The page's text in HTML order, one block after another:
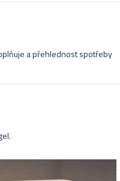
a přehlednost spotřeby